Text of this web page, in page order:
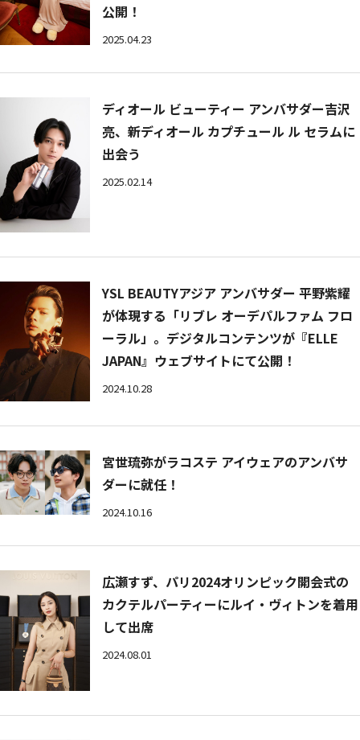
公開！
2025.04.23
ディオール ビューティー アンバサダー吉沢
亮、新ディオール カプチュール ル セラムに
出会う
2025.02.14
YSL BEAUTYアジア アンバサダー 平野紫耀
が体現する「リブレ オーデパルファム フロ
ーラル」。デジタルコンテンツが『ELLE
JAPAN』ウェブサイトにて公開！
2024.10.28
宮世琉弥がラコステ アイウェアのアンバサ
ダーに就任！
2024.10.16
広瀬すず、パリ2024オリンピック開会式の
カクテルパーティーにルイ・ヴィトンを着用
して出席
2024.08.01